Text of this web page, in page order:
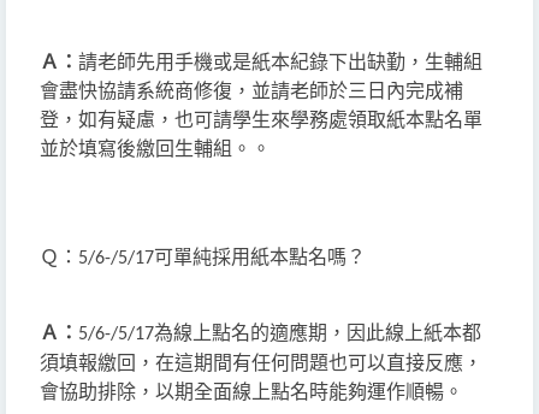
Ａ： 請老師先用手機或是紙本紀錄下出缺勤，生輔組
會盡快協請系統商修復，並請老師於三日內完成補
登，如有疑慮，也可請學生來學務處領取紙本點名單
並於填寫後繳回生輔組。。
Ｑ： 5/6-/5/17可單純採用紙本點名嗎？
Ａ： 5/6-/5/17為線上點名的適應期，因此線上紙本都
須填報繳回，在這期間有任何問題也可以直接反應，
會協助排除，以期全面線上點名時能夠運作順暢。